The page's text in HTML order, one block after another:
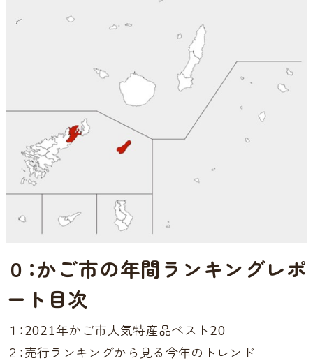
０：かご市の年間ランキングレポ
ート目次
１：2021年かご市人気特産品ベスト20
２：売行ランキングから見る今年のトレンド